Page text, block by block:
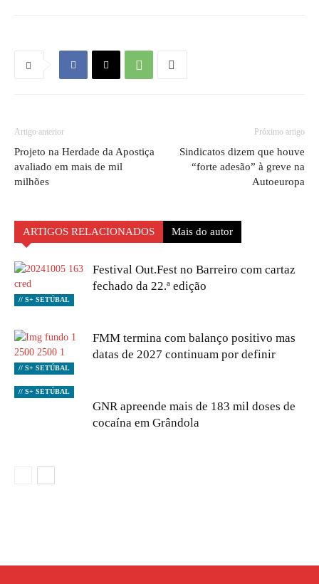
Artigo anterior
Projeto na Herdade da Apostiça
avaliado em mais de mil
milhões
Próximo artigo
Sindicatos dizem que houve
“forte adesão” à greve na
Autoeuropa
ARTIGOS RELACIONADOS Mais do autor
// S+ SETÚBAL
Festival Out.Fest no Barreiro com cartaz
fechado da 22.ª edição
// S+ SETÚBAL
FMM termina com balanço positivo mas
datas de 2027 continuam por definir
// S+ SETÚBAL
GNR apreende mais de 183 mil doses de
cocaína em Grândola